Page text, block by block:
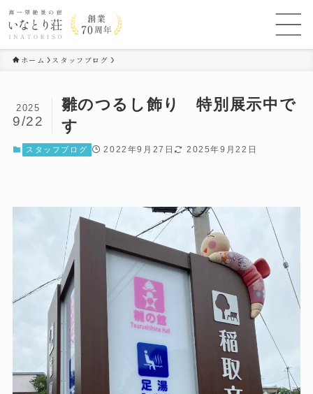
ホーム スタッフブログ
雛のつるし飾り 特別展示中で
す
2025
9/22
スタッフブログ 2022年9月27日 2025年9月22日